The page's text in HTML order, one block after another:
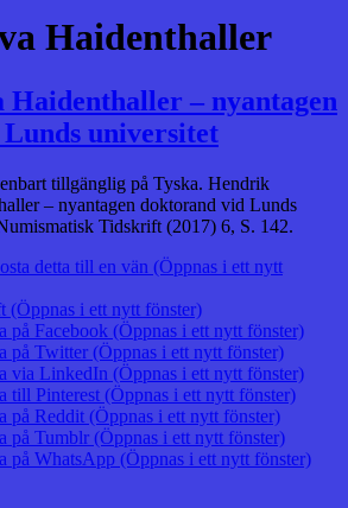
Haidenthaller
Haidenthaller – nyantagen
universitet
tillgänglig på Tyska. Hendrik
– nyantagen doktorand vid Lunds
Tidskrift (2017) 6, S. 142.
detta till en vän (Öppnas i ett nytt
(Öppnas i ett nytt fönster)
på Facebook (Öppnas i ett nytt fönster)
på Twitter (Öppnas i ett nytt fönster)
via LinkedIn (Öppnas i ett nytt fönster)
till Pinterest (Öppnas i ett nytt fönster)
på Reddit (Öppnas i ett nytt fönster)
på Tumblr (Öppnas i ett nytt fönster)
på WhatsApp (Öppnas i ett nytt fönster)